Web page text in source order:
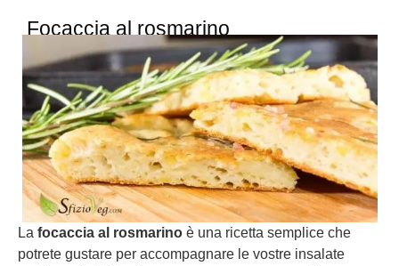
Focaccia al rosmarino
La focaccia al rosmarino è una ricetta semplice che
potrete gustare per accompagnare le vostre insalate